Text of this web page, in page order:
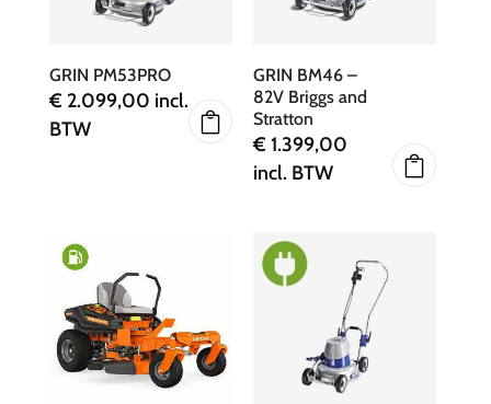
GRIN PM53PRO
€ 2.099,00 incl.
BTW
GRIN BM46 –
82V Briggs and
Stratton
€ 1.399,00
incl. BTW